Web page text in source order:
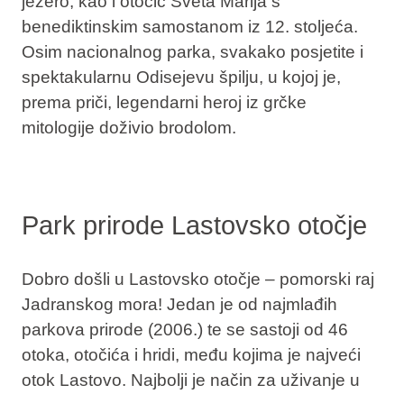
benediktinskim samostanom iz 12. stoljeća.
Osim nacionalnog parka, svakako posjetite i
spektakularnu Odisejevu špilju, u kojoj je,
prema priči, legendarni heroj iz grčke
mitologije doživio brodolom.
Park prirode Lastovsko otočje
Dobro došli u Lastovsko otočje – pomorski raj
Jadranskog mora! Jedan je od najmlađih
parkova prirode (2006.) te se sastoji od 46
otoka, otočića i hridi, među kojima je najveći
otok Lastovo. Najbolji je način za uživanje u